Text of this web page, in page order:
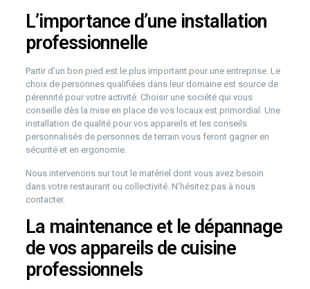
L’importance d’une installation
professionnelle
Partir d’un bon pied est le plus important pour une entreprise. Le
choix de personnes qualifiées dans leur domaine est source de
pérennité pour votre activité. Choisir une société qui vous
conseille dès la mise en place de vos locaux est primordial. Une
installation de qualité pour vos appareils et les conseils
personnalisés de personnes de terrain vous feront gagner en
sécurité et en ergonomie.
Nous intervenons sur tout le matériel dont vous avez besoin
dans votre restaurant ou collectivité. N’hésitez pas à nous
contacter.
La maintenance et le dépannage
de vos appareils de cuisine
professionnels